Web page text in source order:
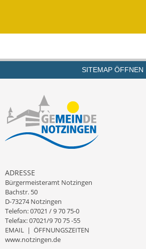
Nahverkehr
SITEMAP ÖFFNEN
ADRESSE
Bürgermeisteramt Notzingen
Bachstr. 50
D-73274 Notzingen
Telefon: 07021 / 9 70 75-0
Telefax: 07021/9 70 75 -55
EMAIL | ÖFFNUNGSZEITEN
www.notzingen.de